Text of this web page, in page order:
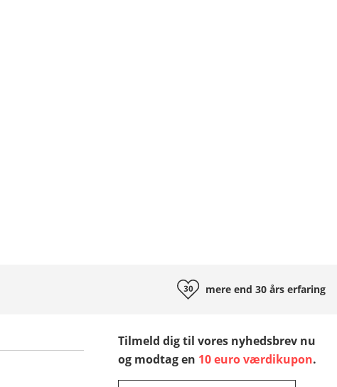
mere end 30 års erfaring
Tilmeld dig til vores nyhedsbrev nu
og modtag en 10 euro værdikupon.